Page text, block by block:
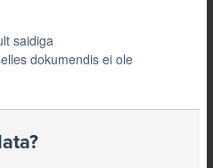
saidiga
dokumendis ei ole